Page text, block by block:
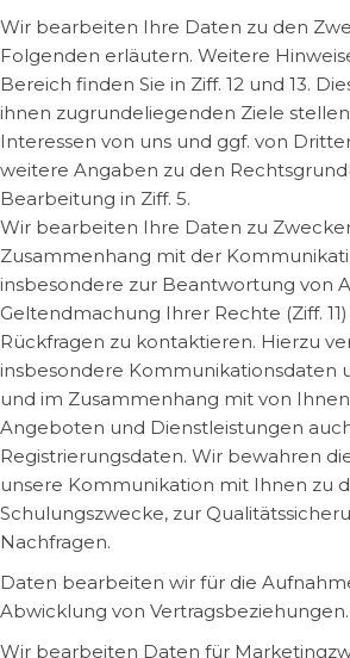
Wir bearbeiten Ihre Daten zu den
Folgenden erläutern. Weitere
Bereich finden Sie in Ziff. 12 und 13.
ihnen zugrundeliegenden Ziele
Interessen von uns und ggf. von
weitere Angaben zu den
Bearbeitung in Ziff. 5.
Wir bearbeiten Ihre Daten zu
Zusammenhang mit der
insbesondere zur Beantwortung von
Geltendmachung Ihrer Rechte (Ziff.
Rückfragen zu kontaktieren. Hierzu
insbesondere Kommunikationsdaten
und im Zusammenhang mit von
Angeboten und Dienstleistungen
Registrierungsdaten. Wir bewahren
unsere Kommunikation mit Ihnen zu
Schulungszwecke, zur
Nachfragen.
Daten bearbeiten wir für die
Abwicklung von Vertragsbeziehungen.
Wir bearbeiten Daten für